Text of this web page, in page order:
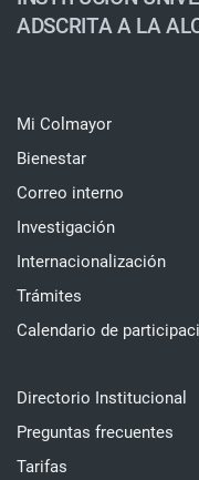
ADSCRITA A LA
Mi Colmayor
Bienestar
Correo interno
Investigación
Internacionalización
Trámites
Calendario de
Directorio Institucional
Preguntas frecuentes
Tarifas